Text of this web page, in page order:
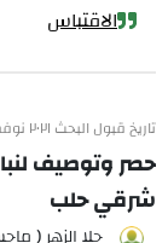
الاقتباس
تاريخ قبول البحث ٢٠٢١ نوفمبر ٠٨
حصر وتوصيف
شرقي حلب